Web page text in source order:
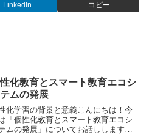
LinkedIn コピー
化教育とスマート教育エコシ
ムの発展
化学習の背景と意義こんにちは！今
「個性化教育とスマート教育エコシ
ムの発展」についてお話しします。